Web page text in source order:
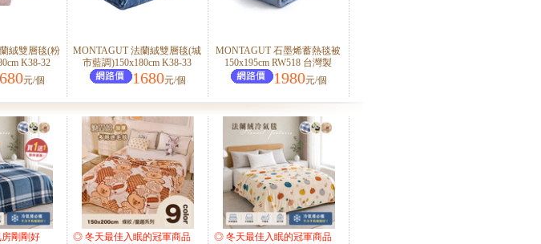
絨雙層毯(粉
K38-32
元/個
MONTAGUT 法蘭絨雙層毯(城
市藍調)150x180cm K38-33
1680元/個
MONTAGUT 石墨烯蓄熱毯被
150x195cm RW518 台灣製
1980元/個
剛剛好
◎ 冬天最佳入眠的冠軍商品
◎ 冬天最佳入眠的冠軍商品